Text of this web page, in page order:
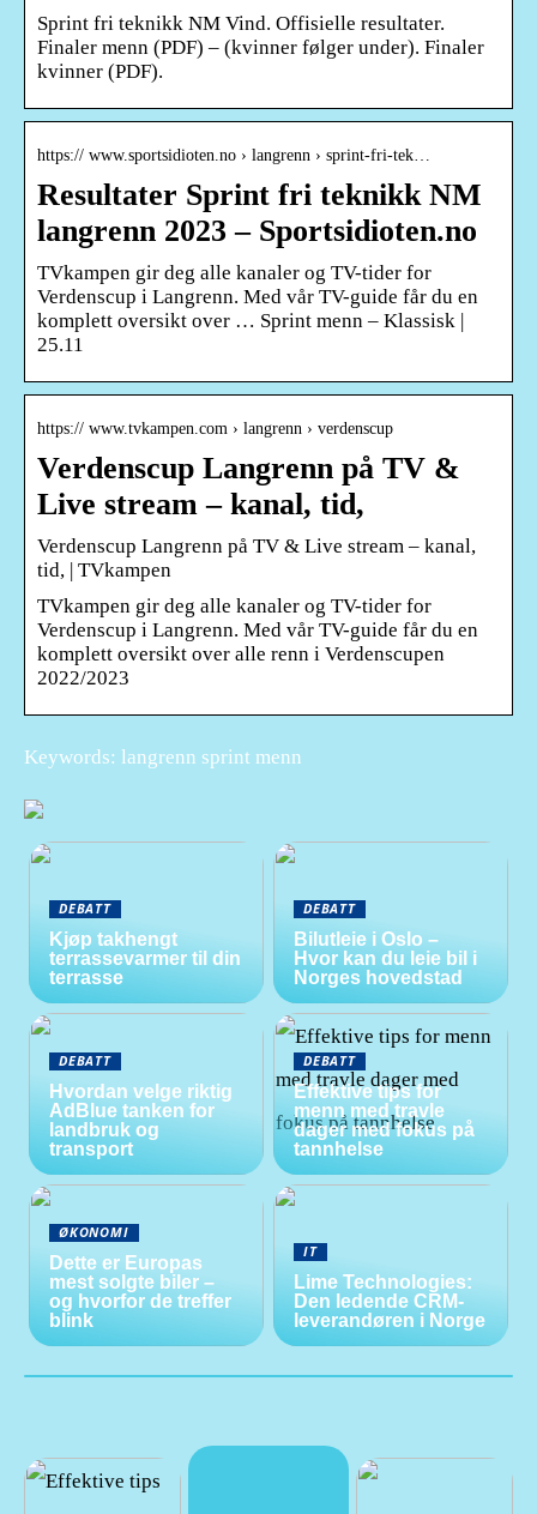
Sprint fri teknikk NM Vind. Offisielle resultater.
Finaler menn (PDF) – (kvinner følger under). Finaler
kvinner (PDF).
https:// www.sportsidioten.no › langrenn › sprint-fri-tek…
Resultater Sprint fri teknikk NM
langrenn 2023 – Sportsidioten.no
TVkampen gir deg alle kanaler og TV-tider for
Verdenscup i Langrenn. Med vår TV-guide får du en
komplett oversikt over … Sprint menn – Klassisk |
25.11
https:// www.tvkampen.com › langrenn › verdenscup
Verdenscup Langrenn på TV &
Live stream – kanal, tid,
Verdenscup Langrenn på TV & Live stream – kanal,
tid, | TVkampen
TVkampen gir deg alle kanaler og TV-tider for
Verdenscup i Langrenn. Med vår TV-guide får du en
komplett oversikt over alle renn i Verdenscupen
2022/2023
Keywords: langrenn sprint menn
DEBATT
Kjøp takhengt
terrassevarmer til din
terrasse
DEBATT
Bilutleie i Oslo –
Hvor kan du leie bil i
Norges hovedstad
DEBATT
Hvordan velge riktig
AdBlue tanken for
landbruk og
transport
DEBATT
Effektive tips for
menn med travle
dager med fokus på
tannhelse
ØKONOMI
Dette er Europas
mest solgte biler –
og hvorfor de treffer
blink
IT
Lime Technologies:
Den ledende CRM-
leverandøren i Norge